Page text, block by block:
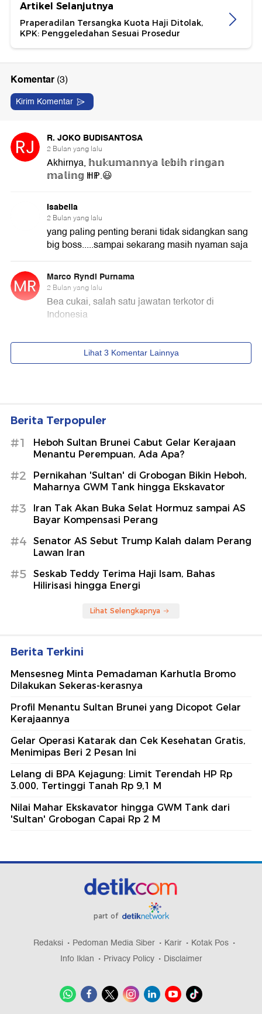
Artikel Selanjutnya
Praperadilan Tersangka Kuota Haji Ditolak,
KPK: Penggeledahan Sesuai Prosedur
Berita Terpopuler
#1
Heboh Sultan Brunei Cabut Gelar Kerajaan
Menantu Perempuan, Ada Apa?
#2
Pernikahan 'Sultan' di Grobogan Bikin Heboh,
Maharnya GWM Tank hingga Ekskavator
#3
Iran Tak Akan Buka Selat Hormuz sampai AS
Bayar Kompensasi Perang
#4
Senator AS Sebut Trump Kalah dalam Perang
Lawan Iran
#5
Seskab Teddy Terima Haji Isam, Bahas
Hilirisasi hingga Energi
Lihat Selengkapnya
Berita Terkini
Mensesneg Minta Pemadaman Karhutla Bromo
Dilakukan Sekeras-kerasnya
Profil Menantu Sultan Brunei yang Dicopot Gelar
Kerajaannya
Gelar Operasi Katarak dan Cek Kesehatan Gratis,
Menimipas Beri 2 Pesan Ini
Lelang di BPA Kejagung: Limit Terendah HP Rp
3.000, Tertinggi Tanah Rp 9,1 M
Nilai Mahar Ekskavator hingga GWM Tank dari
'Sultan' Grobogan Capai Rp 2 M
part of
Redaksi Pedoman Media Siber Karir
Kotak Pos
Info Iklan
Privacy Policy Disclaimer